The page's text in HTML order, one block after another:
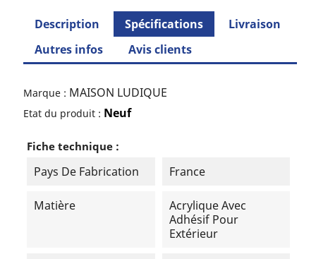
Description Spécifications
Livraison
Autres infos
Avis clients
Marque : MAISON LUDIQUE
Etat du produit : Neuf
Fiche technique :
Pays De Fabrication France
Matière
Acrylique Avec
Adhésif Pour
Extérieur